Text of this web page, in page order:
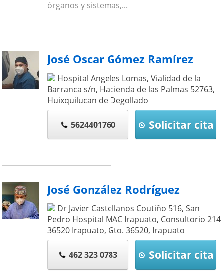
órganos y sistemas,...
José Oscar Gómez Ramírez
Hospital Angeles Lomas, Vialidad de la
Barranca s/n, Hacienda de las Palmas 52763,
Huixquilucan de Degollado
5624401760 Solicitar cita
José González Rodríguez
Dr Javier Castellanos Coutiño 516, San
Pedro Hospital MAC Irapuato, Consultorio 214
36520 Irapuato, Gto. 36520, Irapuato
462 323 0783 Solicitar cita